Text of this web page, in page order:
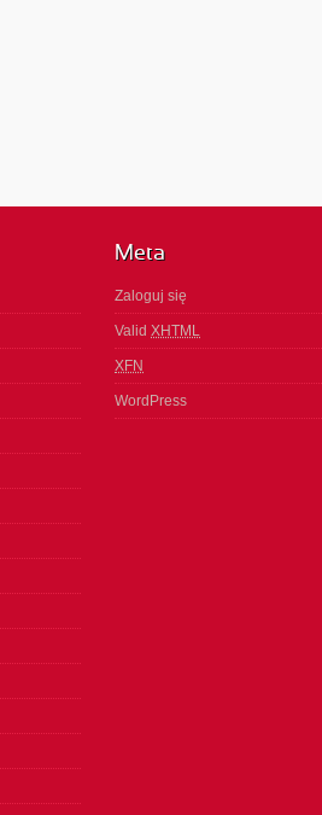
Meta
Zaloguj się
Valid XHTML
XFN
WordPress